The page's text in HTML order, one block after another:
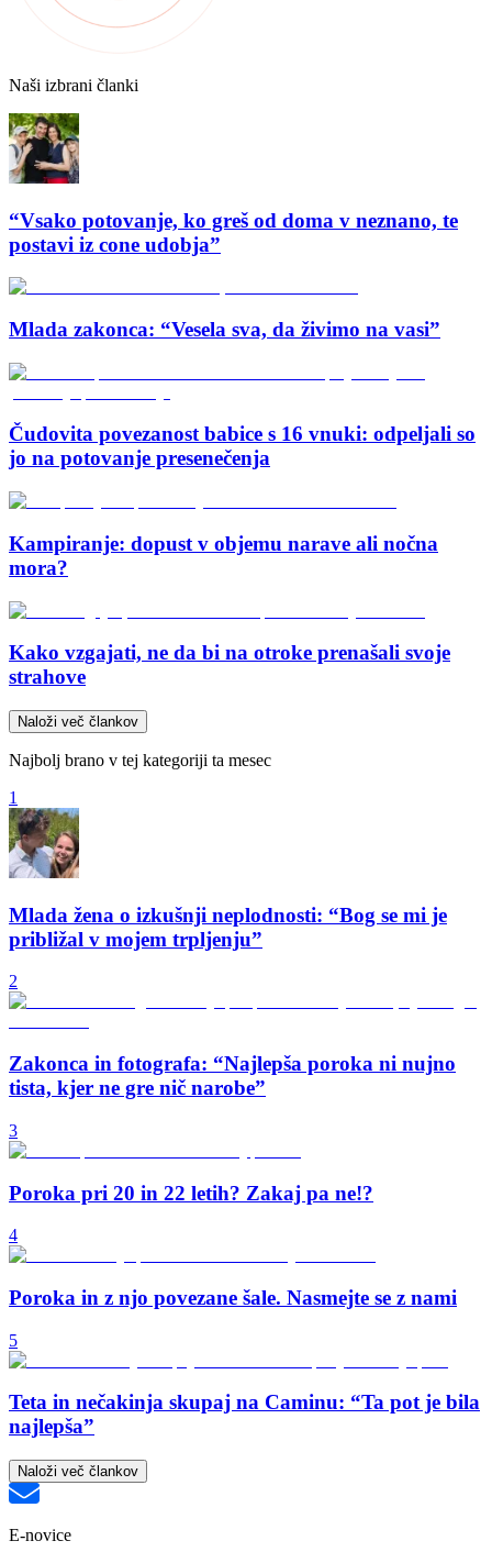
Naši izbrani članki
“Vsako potovanje, ko greš od doma v neznano, te
postavi iz cone udobja”
Mlada zakonca: “Vesela sva, da živimo na vasi”
Čudovita povezanost babice s 16 vnuki: odpeljali so
jo na potovanje presenečenja
Kampiranje: dopust v objemu narave ali nočna
mora?
Kako vzgajati, ne da bi na otroke prenašali svoje
strahove
Naloži več člankov
Najbolj brano v tej kategoriji ta mesec
1
Mlada žena o izkušnji neplodnosti: “Bog se mi je
približal v mojem trpljenju”
2
Zakonca in fotografa: “Najlepša poroka ni nujno
tista, kjer ne gre nič narobe”
3
Poroka pri 20 in 22 letih? Zakaj pa ne!?
4
Poroka in z njo povezane šale. Nasmejte se z nami
5
Teta in nečakinja skupaj na Caminu: “Ta pot je bila
najlepša”
Naloži več člankov
E-novice